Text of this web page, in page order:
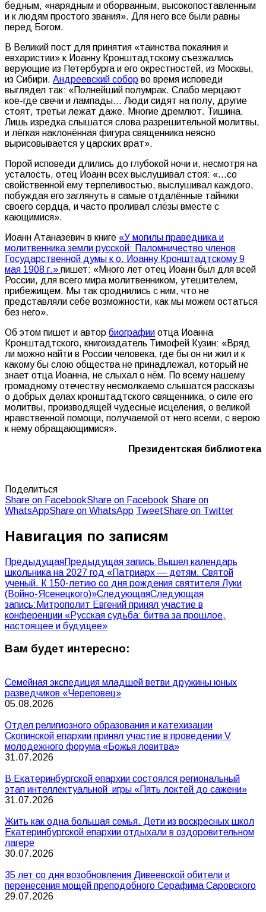
бедным, «нарядным и оборванным, высокопоставленным
и к людям простого звания». Для него все были равны
перед Богом.
В Великий пост для принятия «таинства покаяния и
евхаристии» к Иоанну Кронштадтскому съезжались
верующие из Петербурга и его окрестностей, из Москвы,
из Сибири. Андреевский собор во время исповеди
выглядел так: «Полнейший полумрак. Слабо мерцают
кое-где свечи и лампады… Люди сидят на полу, другие
стоят, третьи лежат даже. Многие дремлют. Тишина.
Лишь изредка слышатся слова разрешительной молитвы,
и лёгкая наклонённая фигура священника неясно
вырисовывается у царских врат».
Порой исповеди длились до глубокой ночи и, несмотря на
усталость, отец Иоанн всех выслушивал стоя: «…со
свойственной ему терпеливостью, выслушивал каждого,
побуждая его заглянуть в самые отдалённые тайники
своего сердца, и часто проливал слёзы вместе с
кающимися».
Иоанн Атаназевич в книге «У могилы праведника и
молитвенника земли русской: Паломничество членов
Государственной думы к о. Иоанну Кронштадтскому 9
мая 1908 г.» пишет: «Много лет отец Иоанн был для всей
России, для всего мира молитвенником, утешителем,
прибежищем. Мы так сроднились с ним, что не
представляли себе возможности, как мы можем остаться
без него».
Об этом пишет и автор биографии отца Иоанна
Кронштадтского, книгоиздатель Тимофей Кузин: «Вряд
ли можно найти в России человека, где бы он ни жил и к
какому бы слою общества не принадлежал, который не
знает отца Иоанна, не слыхал о нём. По всему нашему
громадному отечеству несмолкаемо слышатся рассказы
о добрых делах кронштадтского священника, о силе его
молитвы, производящей чудесные исцеления, о великой
нравственной помощи, получаемой от него всеми, с верою
к нему обращающимися».
Президентская библиотека
Поделиться
Share on FacebookShare on Facebook Share on
WhatsAppShare on WhatsApp TweetShare on Twitter
Навигация по записям
ПредыдущаяПредыдущая запись: Вышел календарь
школьника на 2027 год «Патриарх — детям. Святой
ученый. К 150-летию со дня рождения святителя Луки
(Войно-Ясенецкого)»СледующаяСледующая
запись: Митрополит Евгений принял участие в
конференции «Русская судьба: битва за прошлое,
настоящее и будущее»
Вам будет интересно:
Семейная экспедиция младшей ветви дружины юных
разведчиков «Череповец»
05.08.2026
Отдел религиозного образования и катехизации
Скопинской епархии принял участие в проведении V
молодежного форума «Божья ловитва»
31.07.2026
В Екатеринбургской епархии состоялся региональный
этап интеллектуальной игры «Пять локтей до сажени»
31.07.2026
Жить как одна большая семья. Дети из воскресных школ
Екатеринбургской епархии отдыхали в оздоровительном
лагере
30.07.2026
35 лет со дня возобновления Дивеевской обители и
перенесения мощей преподобного Серафима Саровского
29.07.2026